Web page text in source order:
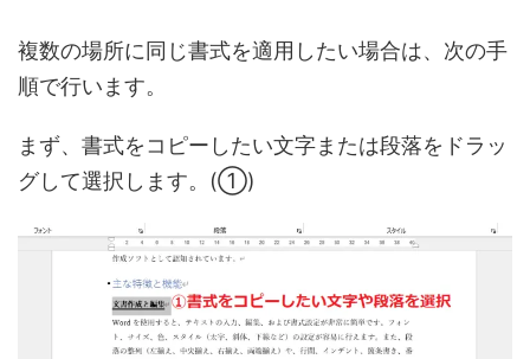
複数の場所に同じ書式を適用したい場合は、次の手
順で行います。
まず、書式をコピーしたい文字または段落をドラッ
グして選択します。(①)